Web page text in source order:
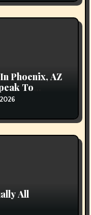
Phoenix, AZ
To
All